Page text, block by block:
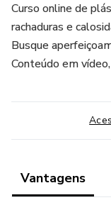
Curso online de
rachaduras e
Busque
Conteúdo em
Vantagens